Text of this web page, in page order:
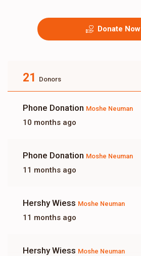
Donate Now
21 Donors
Phone Donation Moshe Neuman
10 months ago
Phone Donation Moshe Neuman
11 months ago
Hershy Wiess Moshe Neuman
11 months ago
Hershy Wiess Moshe Neuman